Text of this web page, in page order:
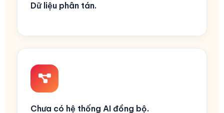
Dữ liệu phân tán.
Chưa có hệ thống AI đồng bộ.